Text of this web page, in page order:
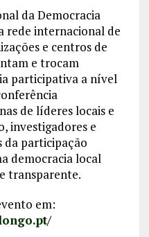
da Democracia
rede internacional de
e centros de
e trocam
participativa a nível
de líderes locais e
investigadores e
da participação
democracia local
transparente.
em: